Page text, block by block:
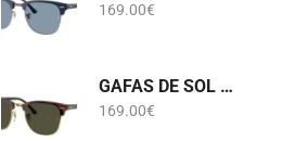
169.00€
GAFAS DE SOL RB 3016 CLUBMASTER W0366 RAY-BAN
169.00€